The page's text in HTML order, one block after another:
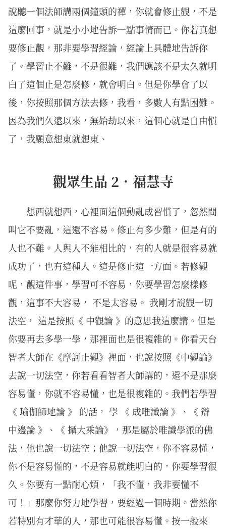
說聽一個法師講兩個鐘頭的禪，你就會修止觀，不是
這麼回事，就是小小地告訴一點事情而已。你若真想
要修止觀，那非要學習經論，經論上具體地告訴你
了。學習止不難，不是很難，我們應該不是太久就明
白了這個止是怎麼修，就會明白。但是你學會了以
後，你按照那個方法去修，我看，多數人有點困難。
因為我們久遠以來，無始劫以來，這個心就是自由慣
了，我願意想東就想東、
觀眾生品 2．福慧寺
想西就想西，心裡面這個動亂成習慣了，忽然間
叫它不要亂，這還不容易。修止有多少難，但是有的
人也不難。人與人不能相比的，有的人就是很容易就
成功了，也有這種人。這是修止這一方面。若修觀
呢，觀這件事，學習可不容易，你要學習怎麼樣修
觀，這事不大容易， 不是太容易。 我剛才說觀一切
法空， 這是按照《 中觀論 》的意思我這麼講。但是
你要再去多學一學，那裡面也是很複雜的。你看天台
智者大師在《摩訶止觀》裡面，也說按照《中觀論》
去說一切法空，你若看看智者大師講的，還不是那麼
容易懂，你就不容易懂，也是很複雜的。我們若學習
《 瑜伽師地論 》 的話， 學 《 成唯識論 》、《 辯
中邊論 》、《 攝大乘論》，那是屬於唯識學派的佛
法，他也說一切法空；他說一切法空，你不容易懂，
你不是容易懂的，不是容易就能明白的，你要學習很
久。你要有一點耐心煩，「我不懂，我非要懂不
可！」那麼你努力地學習，要經過一個時期。當然你
若特別有才華的人，那也可能很容易懂。按一般來